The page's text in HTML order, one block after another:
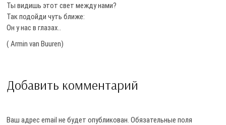
Ты видишь этот свет между нами?
Так подойди чуть ближе:
Он у нас в глазах..
( Armin van Buuren)
Добавить комментарий
Ваш адрес email не будет опубликован. Обязательные поля